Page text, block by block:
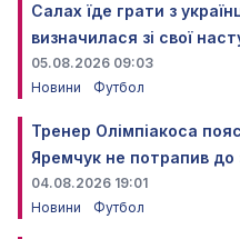
Салах їде грати з
визначилася зі свої
05.08.2026 09:03
Новини
Футбол
Тренер Олімпіакоса
Яремчук не потрапив до
04.08.2026 19:01
Новини
Футбол